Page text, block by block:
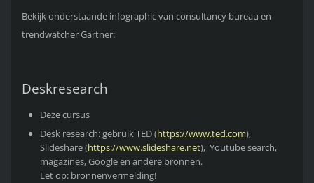
Bekijk onderstaande infographic van consultancy bureau en
trendwatcher Gartner:
Deskresearch
Deze cursus
Desk research: gebruik TED (https://www.ted.com),
Slideshare (https://www.slideshare.net), Youtube search,
magazines, Google en andere bronnen.
Let op: bronnenvermelding!